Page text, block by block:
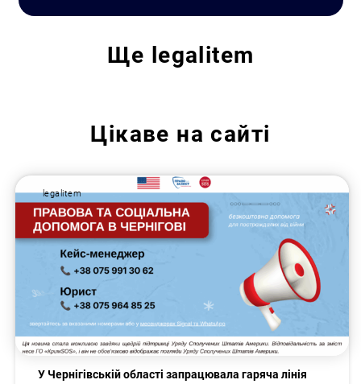
Ще legalitem
Цікаве на сайті
legalitem
У Чернігівській області запрацювала гаряча лінія